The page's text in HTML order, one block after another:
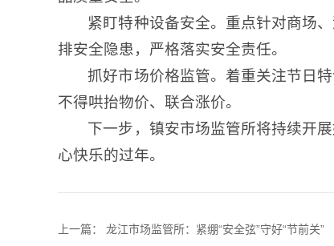
紧盯特种设备安全。重点针对商场
排安全隐患，严格落实安全责任。
抓好市场价格监管。着重关注节日
不得哄抬物价、联合涨价。
下一步，镇安市场监管所将持续开
心快乐的过年。
上一篇： 龙江市场监管所：紧绷“安全弦”守好“节前关”